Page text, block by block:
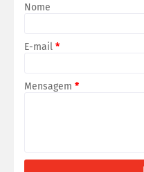
Nome
E-mail *
Mensagem *